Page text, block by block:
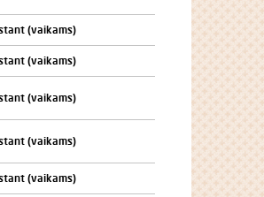
(vaikams)
(vaikams)
(vaikams)
(vaikams)
(vaikams)